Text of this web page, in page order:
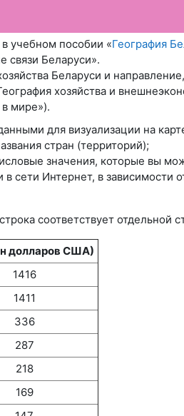
учебном пособии «География
связи Беларуси».
Беларуси и
хозяйства и
мире»).
для визуализации на
стран (территорий);
значения, которые вы
в сети Интернет, в зависимости
соответствует отдельной
долларов США)
1416
1411
336
287
218
169